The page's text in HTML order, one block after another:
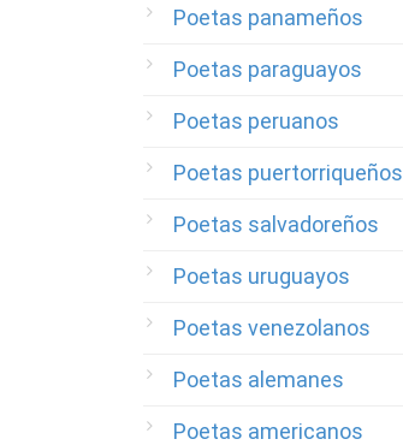
Poetas panameños
Poetas paraguayos
Poetas peruanos
Poetas puertorriqueños
Poetas salvadoreños
Poetas uruguayos
Poetas venezolanos
Poetas alemanes
Poetas americanos